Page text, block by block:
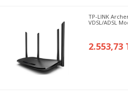
TP-LINK
VDSL/ADSL
2.553,73